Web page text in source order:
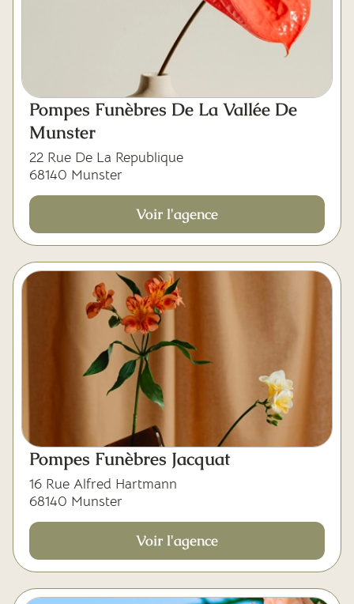
Pompes Funèbres De La Vallée De
Munster
22 Rue De La Republique
68140 Munster
Voir l'agence
Pompes Funèbres Jacquat
16 Rue Alfred Hartmann
68140 Munster
Voir l'agence